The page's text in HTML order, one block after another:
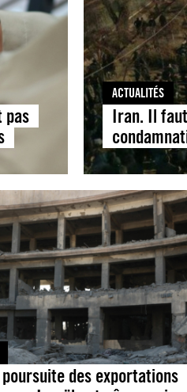
pas
ACTUALITÉS
Iran. Il
des exportations